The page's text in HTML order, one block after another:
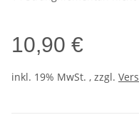
10,90 €
inkl. 19% MwSt. , zzgl.